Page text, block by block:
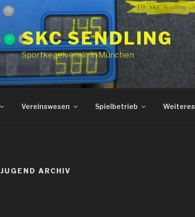
SKC SENDLING
Sportkegelverein in München
Vereinswesen Spielbetrieb Weiteres
JUGEND ARCHIV